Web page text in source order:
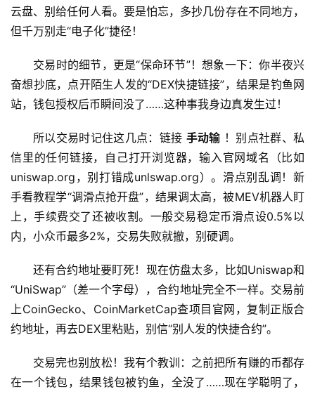
页
行
快
云盘、别给任何人看。要是怕忘，多抄几份存在不同地方，
但千万别走“电子化”捷径！
交易时的细节，更是“保命环节”！想象一下：你半夜兴
奋想抄底，点开陌生人发的“DEX快捷链接”，结果是钓鱼网
站，钱包授权后币瞬间没了……这种事我身边真发生过！
所以交易时记住这几点：链接 手动输 ！别点社群、私
信里的任何链接，自己打开浏览器，输入官网域名（比如
uniswap.org，别打错成unlswap.org）。滑点别乱调！新
手看教程学“调滑点抢开盘”，结果调太高，被MEV机器人盯
上，手续费交了还被收割。一般交易稳定币滑点设0.5%以
内，小众币最多2%，交易失败就撤，别硬调。
还有合约地址要盯死！现在仿盘太多，比如Uniswap和
“UniSwap”（差一个字母），合约地址完全不一样。交易前
上CoinGecko、CoinMarketCap查项目官网，复制正版合
约地址，再去DEX里粘贴，别信“别人发的快捷合约”。
交易完也别放松！我有个教训：之前把所有赚的币都存